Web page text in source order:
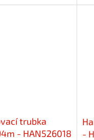
trubka
- HAN526018
-